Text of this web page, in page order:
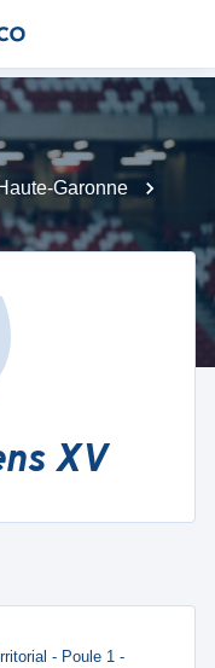
Garonne
XV
- Poule 1 -